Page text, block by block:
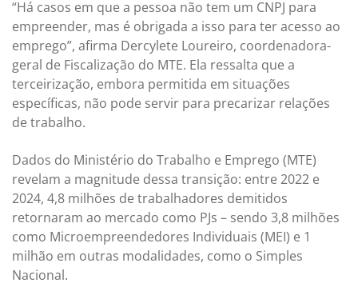
“Há casos em que a pessoa não tem um CNPJ para
empreender, mas é obrigada a isso para ter acesso ao
emprego”, afirma Dercylete Loureiro, coordenadora-
geral de Fiscalização do MTE. Ela ressalta que a
terceirização, embora permitida em situações
específicas, não pode servir para precarizar relações
de trabalho.
Dados do Ministério do Trabalho e Emprego (MTE)
revelam a magnitude dessa transição: entre 2022 e
2024, 4,8 milhões de trabalhadores demitidos
retornaram ao mercado como PJs – sendo 3,8 milhões
como Microempreendedores Individuais (MEI) e 1
milhão em outras modalidades, como o Simples
Nacional.